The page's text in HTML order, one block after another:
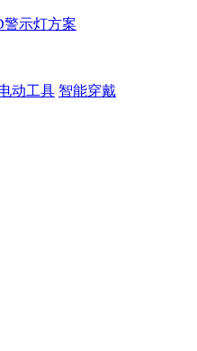
警示灯方案
动工具 智能穿戴